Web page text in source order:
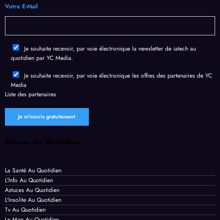
mode
de
de
donn
perso
Chro
en un
temp
recor
Votre E-Mail
Je souhaite recevoir, par voie électronique la newsletter de iatech au
quotidien par YC Media.
Je souhaite recevoir, par voie électronique les offres des partenaires de YC
Media
Liste des partenaires
Réseau Au Quotidien
La Santé Au Quotidien
L'Info Au Quotidien
Astuces Au Quotidien
L'Insolite Au Quotidien
Tv Au Quotidien